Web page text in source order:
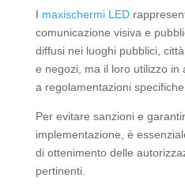
I maxischermi LED
comunicazione visiva e
diffusi nei luoghi pubblici,
e negozi, ma il loro utilizzo in
a regolamentazioni specifiche.
Per evitare sanzioni e
implementazione, è
di ottenimento delle
pertinenti.